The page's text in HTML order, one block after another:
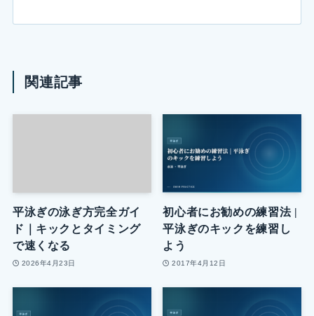
関連記事
平泳ぎの泳ぎ方完全ガイ
ド｜キックとタイミング
で速くなる
2026年4月23日
初心者にお勧めの練習法 |
平泳ぎのキックを練習し
よう
2017年4月12日